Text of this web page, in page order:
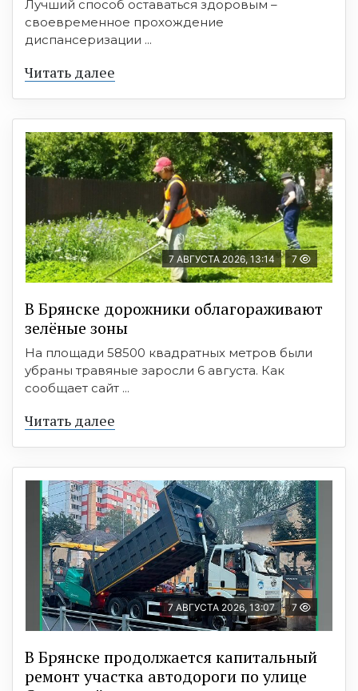
Лучший способ оставаться здоровым –
своевременное прохождение
диспансеризации ...
Читать далее
7 АВГУСТА 2026, 13:14 7
В Брянске дорожники облагораживают
зелёные зоны
На площади 58500 квадратных метров были
убраны травяные заросли 6 августа. Как
сообщает сайт ...
Читать далее
7 АВГУСТА 2026, 13:07 7
В Брянске продолжается капитальный
ремонт участка автодороги по улице